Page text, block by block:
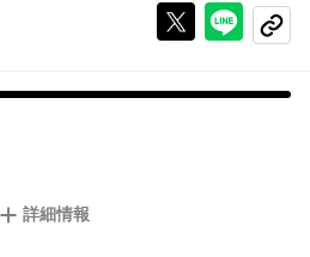
Xで投稿する
ライン
コピー
詳細情報